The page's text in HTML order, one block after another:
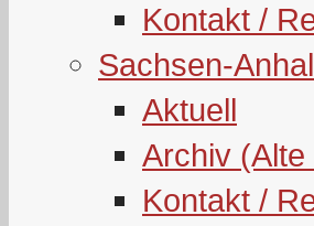
Kontakt /
Sachsen-
Aktuell
Archiv
Kontakt /